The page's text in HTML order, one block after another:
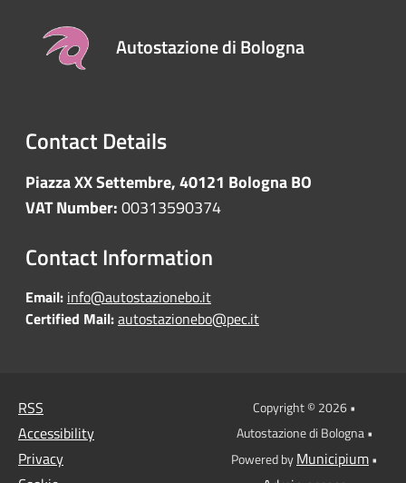
Autostazione di Bologna
Contact Details
Piazza XX Settembre, 40121 Bologna BO
VAT Number:00313590374
Contact Information
Email: info@autostazionebo.it
Certified Mail:autostazionebo@pec.it
RSS
Accessibility
Privacy
Copyright © 2026 •
Autostazione di Bologna •
Powered byMunicipium•